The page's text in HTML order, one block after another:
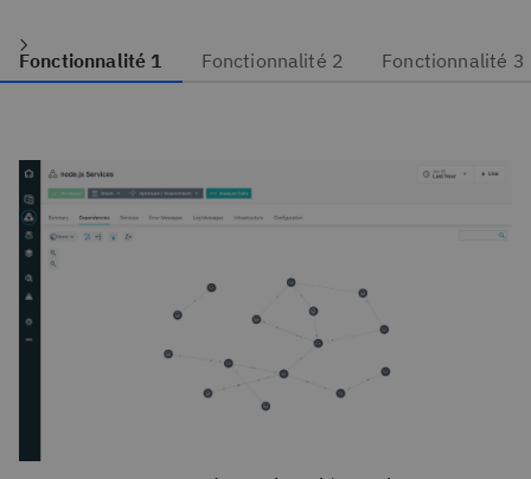
Fonctionnalité 1 Fonctionnalité 2 Fonctionnalité 3